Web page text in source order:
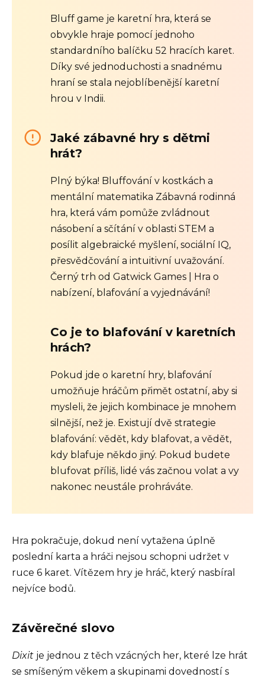
Bluff game je karetní hra, která se
obvykle hraje pomocí jednoho
standardního balíčku 52 hracích karet.
Díky své jednoduchosti a snadnému
hraní se stala nejoblíbenější karetní
hrou v Indii.
Jaké zábavné hry s dětmi
hrát?
Plný býka! Bluffování v kostkách a
mentální matematika Zábavná rodinná
hra, která vám pomůže zvládnout
násobení a sčítání v oblasti STEM a
posílit algebraické myšlení, sociální IQ,
přesvědčování a intuitivní uvažování.
Černý trh od Gatwick Games | Hra o
nabízení, blafování a vyjednávání!
Co je to blafování v karetních
hrách?
Pokud jde o karetní hry, blafování
umožňuje hráčům přimět ostatní, aby si
mysleli, že jejich kombinace je mnohem
silnější, než je. Existují dvě strategie
blafování: vědět, kdy blafovat, a vědět,
kdy blafuje někdo jiný. Pokud budete
blufovat příliš, lidé vás začnou volat a vy
nakonec neustále prohráváte.
Hra pokračuje, dokud není vytažena úplně
poslední karta a hráči nejsou schopni udržet v
ruce 6 karet. Vítězem hry je hráč, který nasbíral
nejvíce bodů.
Závěrečné slovo
Dixit je jednou z těch vzácných her, které lze hrát
se smíšeným věkem a skupinami dovedností s